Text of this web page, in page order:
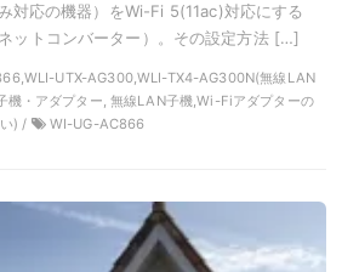
対応の機器）をWi-Fi 5(11ac)対応にする
ットコンバーター）。その設定方法 […]
UTX-AG300,WLI-TX4-AG300N(無線LAN
機・アダプター, 無線LAN子機,Wi-Fiアダプターの
) /
WI-UG-AC866